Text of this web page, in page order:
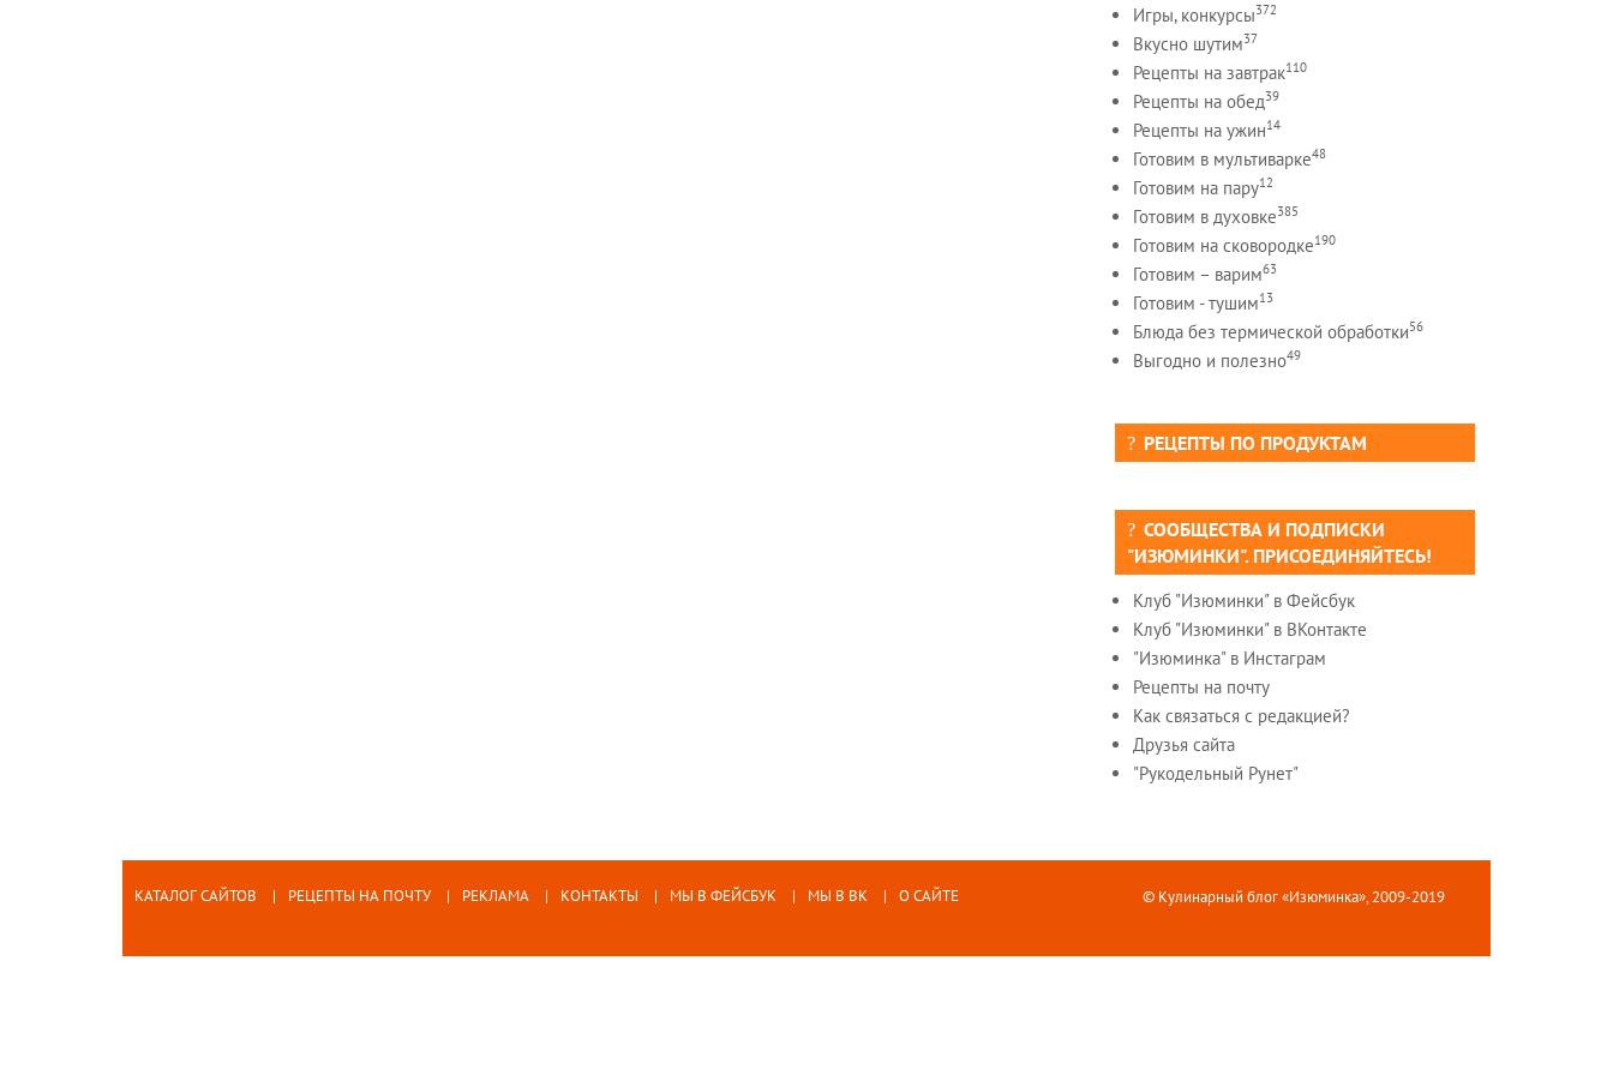
Игры, конкурсы372
Вкусно шутим37
Рецепты на завтрак110
Рецепты на обед39
Рецепты на ужин14
Готовим в мультиварке48
Готовим на пару12
Готовим в духовке385
Готовим на сковородке190
Готовим – варим63
Готовим - тушим13
Блюда без термической обработки56
Выгодно и полезно49
РЕЦЕПТЫ ПО ПРОДУКТАМ
СООБЩЕСТВА И ПОДПИСКИ
"ИЗЮМИНКИ". ПРИСОЕДИНЯЙТЕСЬ!
Клуб "Изюминки" в Фейсбук
Клуб "Изюминки" в ВКонтакте
"Изюминка" в Инстаграм
Рецепты на почту
Как связаться с редакцией?
Друзья сайта
"Рукодельный Рунет"
КАТАЛОГ САЙТОВ РЕЦЕПТЫ НА ПОЧТУ РЕКЛАМА КОНТАКТЫ МЫ В ФЕЙСБУК МЫ В ВК О САЙТЕ © Кулинарный блог «Изюминка», 2009-2019